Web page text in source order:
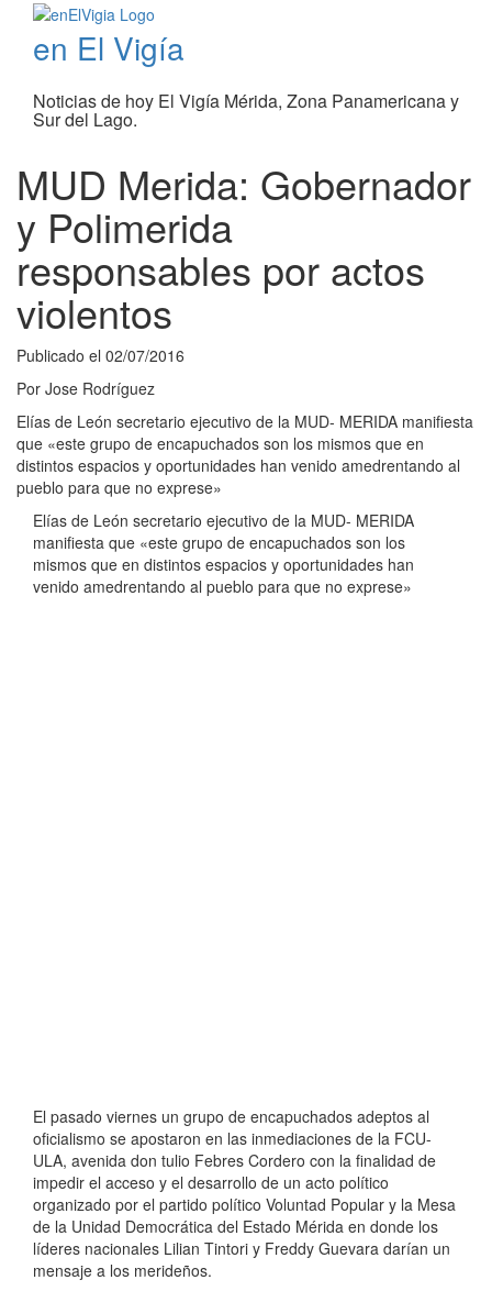
en El Vigía
Noticias de hoy El Vigía Mérida, Zona Panamericana y
Sur del Lago.
MUD Merida: Gobernador
y Polimerida
responsables por actos
violentos
Publicado el 02/07/2016
Por Jose Rodríguez
Elías de León secretario ejecutivo de la MUD- MERIDA manifiesta
que «este grupo de encapuchados son los mismos que en
distintos espacios y oportunidades han venido amedrentando al
pueblo para que no exprese»
Elías de León secretario ejecutivo de la MUD- MERIDA
manifiesta que «este grupo de encapuchados son los
mismos que en distintos espacios y oportunidades han
venido amedrentando al pueblo para que no exprese»
El pasado viernes un grupo de encapuchados adeptos al
oficialismo se apostaron en las inmediaciones de la FCU-
ULA, avenida don tulio Febres Cordero con la finalidad de
impedir el acceso y el desarrollo de un acto político
organizado por el partido político Voluntad Popular y la Mesa
de la Unidad Democrática del Estado Mérida en donde los
líderes nacionales Lilian Tintori y Freddy Guevara darían un
mensaje a los merideños.